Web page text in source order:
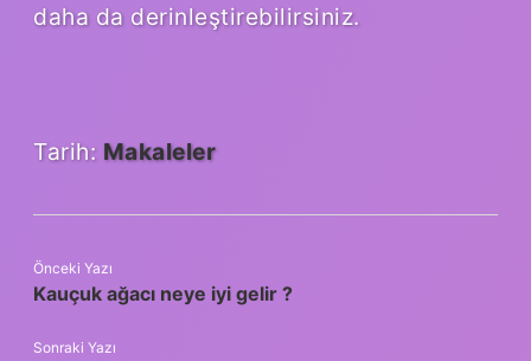
daha da derinleştirebilirsiniz.
Tarih: Makaleler
Önceki Yazı
Kauçuk ağacı neye iyi gelir ?
Sonraki Yazı